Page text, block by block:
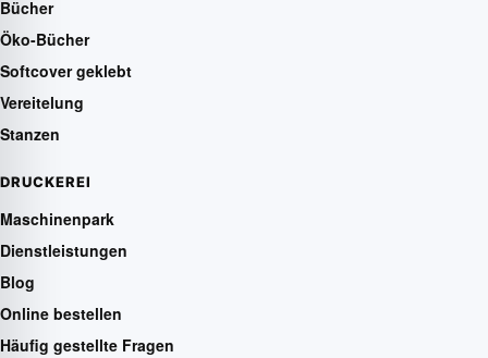
Bücher
Öko-Bücher
Softcover geklebt
Vereitelung
Stanzen
DRUCKEREI
Maschinenpark
Dienstleistungen
Blog
Online bestellen
Häufig gestellte Fragen